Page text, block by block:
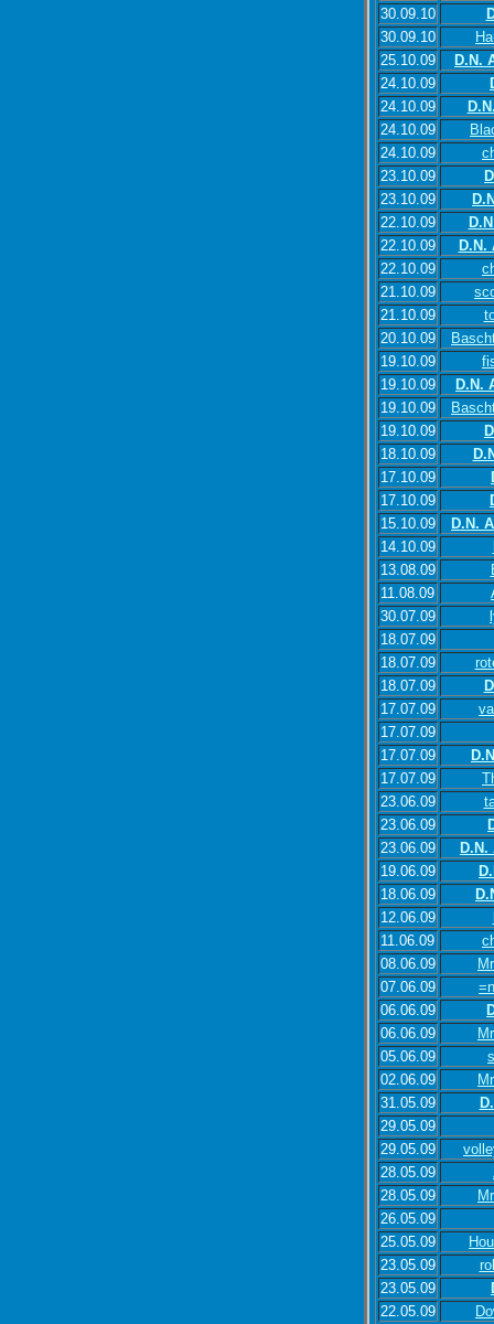
30.09.10
30.09.10
25.10.09
D.N.
24.10.09
24.10.09
24.10.09
24.10.09
23.10.09
23.10.09
22.10.09
22.10.09
D.N.
22.10.09
21.10.09
21.10.09
20.10.09
19.10.09
19.10.09
D.N.
19.10.09
19.10.09
18.10.09
17.10.09
17.10.09
15.10.09
D.N.
14.10.09
13.08.09
11.08.09
30.07.09
18.07.09
18.07.09
18.07.09
17.07.09
17.07.09
17.07.09
17.07.09
23.06.09
23.06.09
23.06.09
19.06.09
18.06.09
12.06.09
11.06.09
08.06.09
07.06.09
06.06.09
06.06.09
05.06.09
02.06.09
31.05.09
29.05.09
29.05.09
28.05.09
28.05.09
26.05.09
25.05.09
23.05.09
23.05.09
22.05.09